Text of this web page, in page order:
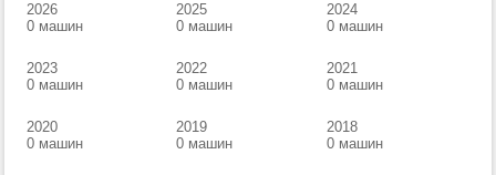
2026
0 машин
2025
0 машин
2024
0 машин
2023
0 машин
2022
0 машин
2021
0 машин
2020
0 машин
2019
0 машин
2018
0 машин